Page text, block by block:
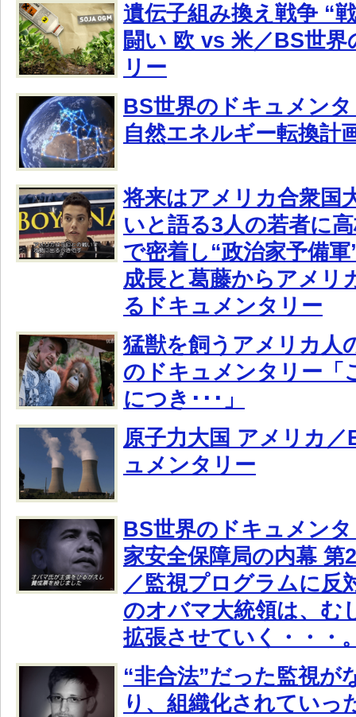
遺伝子組み換え戦争 “
闘い 欧 vs 米／BS世
リー
BS世界のドキュメン
自然エネルギー転換計
将来はアメリカ合衆国
いと語る3人の若者に
で密着し“政治家予備
成長と葛藤からアメリ
るドキュメンタリー
猛獣を飼うアメリカ人
のドキュメンタリー「
につき･･･」
原子力大国 アメリカ
ュメンタリー
BS世界のドキュメン
家安全保障局の内幕 第
／監視プログラムに反
のオバマ大統領は、む
拡張させていく・・・
“非合法”だった監視が
り、組織化されていっ